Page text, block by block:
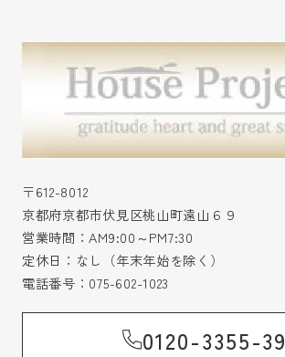
〒612-8012
京都府京都市伏見区桃山町遠山６９
営業時間：AM9:00～PM7:30
定休日：なし（年末年始を除く）
電話番号： 075-602-1023
0120-3355-39